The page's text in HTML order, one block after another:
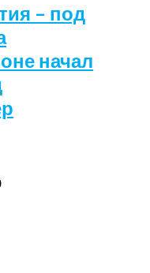
– под
начал